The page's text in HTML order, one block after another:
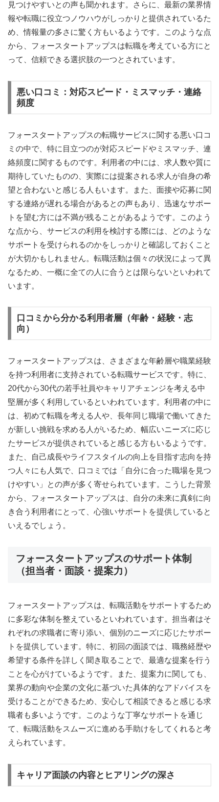
見つけやすいとの声も聞かれます。さらに、最新の業界情
報や転職に役立つノウハウがしっかりと提供されているた
め、情報量の多さに驚く方もいるようです。このような点
から、フォースタートアップスは転職を考えている方にと
って、信頼できる選択肢の一つとされています。
悪い口コミ：対応スピード・ミスマッチ・連絡
頻度
フォースタートアップスの転職サービスに関する悪い口コ
ミの中で、特に目立つのが対応スピードやミスマッチ、連
絡頻度に関するものです。利用者の中には、求人数や質に
期待していたものの、実際には提案される求人が自身の希
望と合わないと感じる人もいます。また、面接や応募に関
する連絡が遅れる場合があるとの声もあり、迅速なサポー
トを望む方には不満が残ることがあるようです。このよう
な点から、サービスの利用を検討する際には、どのような
サポートを受けられるのかをしっかりと確認しておくこと
が大切かもしれません。転職活動は個々の状況によって異
なるため、一概に全ての人に合うとは限らないといわれて
います。
口コミから分かる利用者層（年齢・経験・志
向）
フォースタートアップスは、さまざまな年齢層や職業経験
を持つ利用者に支持されている転職サービスです。特に、
20代から30代の若手社員やキャリアチェンジを考える中
堅層が多く利用しているといわれています。利用者の中に
は、初めて転職を考える人や、長年同じ職場で働いてきた
が新しい挑戦を求める人がいるため、幅広いニーズに応じ
たサービスが提供されていると感じる方もいるようです。
また、自己成長やライフスタイルの向上を目指す志向を持
つ人々にも人気で、口コミでは「自分に合った職場を見つ
けやすい」との声が多く寄せられています。こうした背景
から、フォースタートアップスは、自分の未来に真剣に向
き合う利用者にとって、心強いサポートを提供していると
いえるでしょう。
フォースタートアップスのサポート体制
（担当者・面談・提案力）
フォースタートアップスは、転職活動をサポートするため
に多彩な体制を整えているといわれています。担当者はそ
れぞれの求職者に寄り添い、個別のニーズに応じたサポー
トを提供しています。特に、初回の面談では、職務経歴や
希望する条件を詳しく聞き取ることで、最適な提案を行う
ことを心がけているようです。また、提案力に関しても、
業界の動向や企業の文化に基づいた具体的なアドバイスを
受けることができるため、安心して相談できると感じる求
職者も多いようです。このような丁寧なサポートを通じ
て、転職活動をスムーズに進める手助けをしてくれると考
えられています。
キャリア面談の内容とヒアリングの深さ